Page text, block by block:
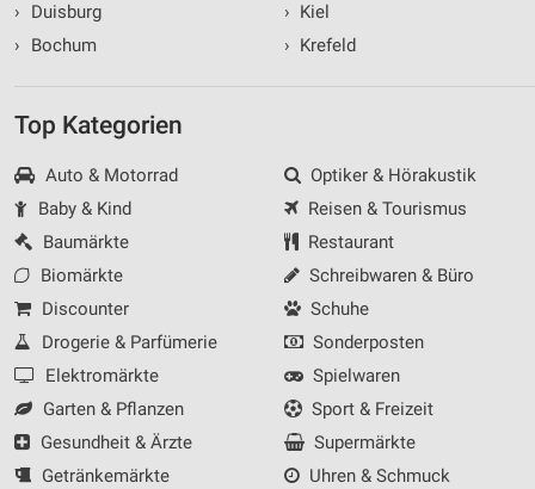
›
Duisburg
›
Bochum
› Kiel
› Krefeld
Top Kategorien
Auto & Motorrad
Baby & Kind
Baumärkte
Biomärkte
Discounter
Drogerie & Parfümerie
Elektromärkte
Garten & Pflanzen
Gesundheit & Ärzte
Getränkemärkte
Optiker & Hörakustik
Reisen & Tourismus
Restaurant
Schreibwaren & Büro
Schuhe
Sonderposten
Spielwaren
Sport & Freizeit
Supermärkte
Uhren & Schmuck